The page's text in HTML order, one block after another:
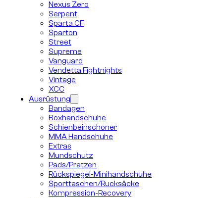
Nexus Zero
Serpent
Sparta CF
Sparton
Street
Supreme
Vanguard
Vendetta Fightnights
Vintage
XCC
Ausrüstung
Bandagen
Boxhandschuhe
Schienbeinschoner
MMA Handschuhe
Extras
Mundschutz
Pads/Pratzen
Rückspiegel-Minihandschuhe
Sporttaschen/Rucksäcke
Kompression-Recovery